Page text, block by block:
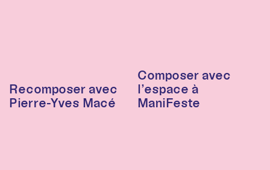
Recomposer avec
Pierre-Yves Macé
Composer avec
l’espace à
ManiFeste